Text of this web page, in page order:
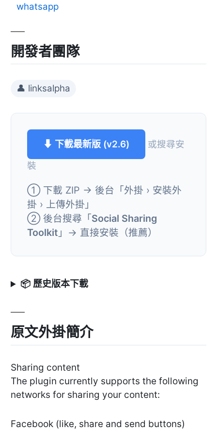
whatsapp
開發者團隊
👤 linksalpha
⬇ 下載最新版 (v2.6)
或搜尋安
裝
① 下載 ZIP → 後台「外掛 › 安裝外
掛 › 上傳外掛」
② 後台搜尋「Social Sharing
Toolkit 」→ 直接安裝（推薦）
📦 歷史版本下載
原文外掛簡介
Sharing content
The plugin currently supports the following
networks for sharing your content:
Facebook (like, share and send buttons)